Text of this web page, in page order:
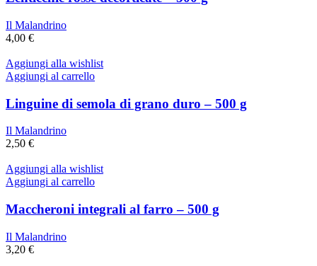
Il Malandrino
4,00 €
Aggiungi alla wishlist
Aggiungi al carrello
Linguine di semola di grano duro – 500 g
Il Malandrino
2,50 €
Aggiungi alla wishlist
Aggiungi al carrello
Maccheroni integrali al farro – 500 g
Il Malandrino
3,20 €